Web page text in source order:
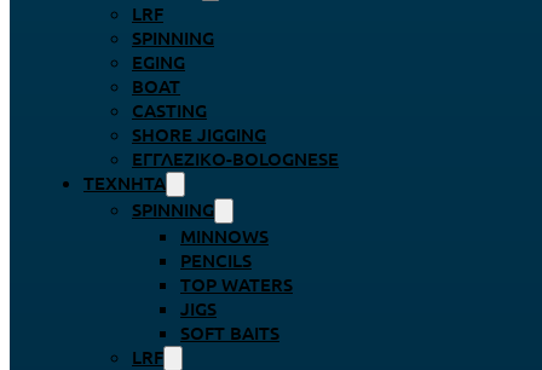
LRF
SPINNING
EGING
BOAT
CASTING
SHORE JIGGING
ΕΓΓΛΈΖΙΚΟ-BOLOGNESE
ΤΕΧΝΗΤΆ
SPINNING
MINNOWS
PENCILS
TOP WATERS
JIGS
SOFT BAITS
LRF